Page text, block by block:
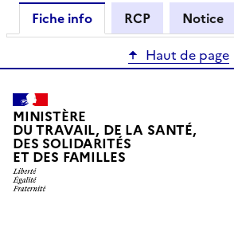
Fiche info RCP
Notice
Haut de page
MINISTÈRE
DU TRAVAIL, DE LA SANTÉ,
DES SOLIDARITÉS
ET DES FAMILLES